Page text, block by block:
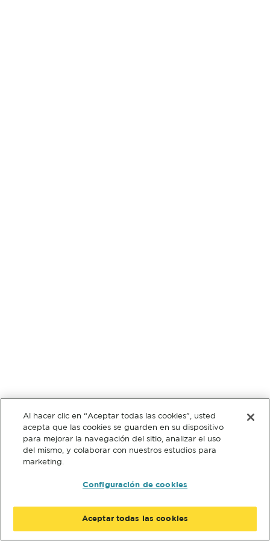
Al hacer clic en “Aceptar todas las cookies”, usted
acepta que las cookies se guarden en su dispositivo
para mejorar la navegación del sitio, analizar el uso
del mismo, y colaborar con nuestros estudios para
marketing.
Configuración de cookies
Aceptar todas las cookies